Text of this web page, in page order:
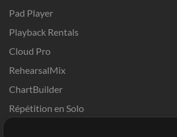
Pad Player
Playback Rentals
Cloud Pro
RehearsalMix
ChartBuilder
Répétition en Solo